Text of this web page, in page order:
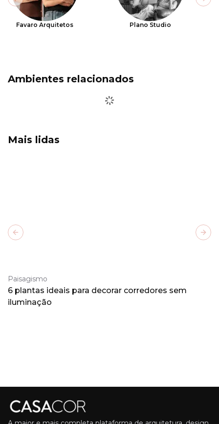
Favaro Arquitetos Plano Studio
Previous slide
Ambientes relacionados
Mais lidas
Paisagismo
6 plantas ideais para decorar corredores sem
iluminação
Previous slide